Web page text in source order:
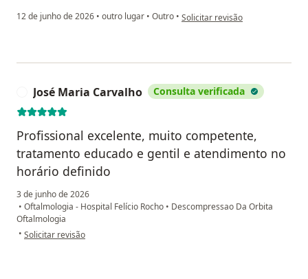
12 de junho de 2026 • outro lugar • Outro • na opinião do utilizador Ana Alice
Solicitar revisão
José Maria Carvalho Consulta verificada
Profissional excelente, muito competente,
tratamento educado e gentil e atendimento no
horário definido
3 de junho de 2026
• Oftalmologia - Hospital Felício Rocho • Descompressao Da Orbita
Oftalmologia
• na opinião do utilizador José Maria Carvalho
Solicitar revisão